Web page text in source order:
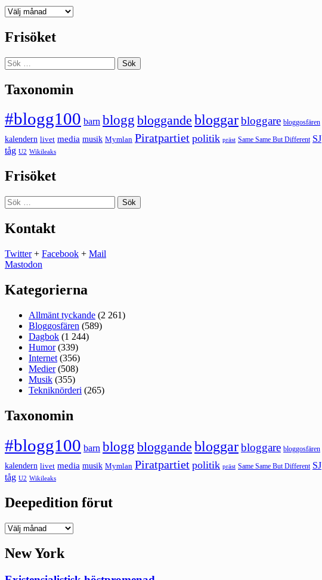
Deepedition
Frisöket
Sök
efter:
Taxonomin
#blogg100 barn blogg bloggande bloggarbloggare bloggosfären
kalendern livet media musik Mymlan Piratpartiet politik präst Same Same But Different SJ
tåg U2 Wikileaks
Frisöket
Sök
efter:
Kontakt
Twitter+ Facebook + Mail
Mastodon
Kategorierna
Allmänt tyckande (2 261)
Bloggosfären (589)
Dagbok (1 244)
Humor(339)
Internet (356)
Medier(508)
Musik (355)
Tekniknörderi (265)
Taxonomin
#blogg100 barn blogg bloggande bloggarbloggare bloggosfären
kalendern livet media musik Mymlan Piratpartiet politik präst Same Same But Different SJ
tåg U2 Wikileaks
Deepedition förut
Deepedition
New York